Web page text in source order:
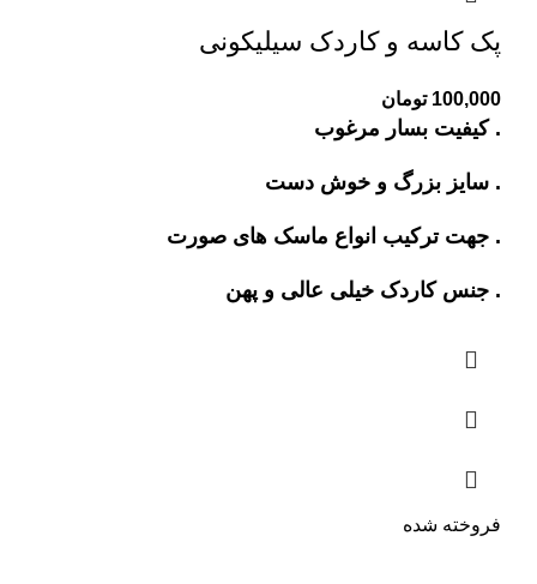
پک کاسه و کاردک سیلیکونی
100,000 تومان
. کیفیت بسار مرغوب
. سایز بزرگ و خوش دست
. جهت ترکیب انواع ماسک های صورت
. جنس کاردک خیلی عالی و پهن
فروخته شده